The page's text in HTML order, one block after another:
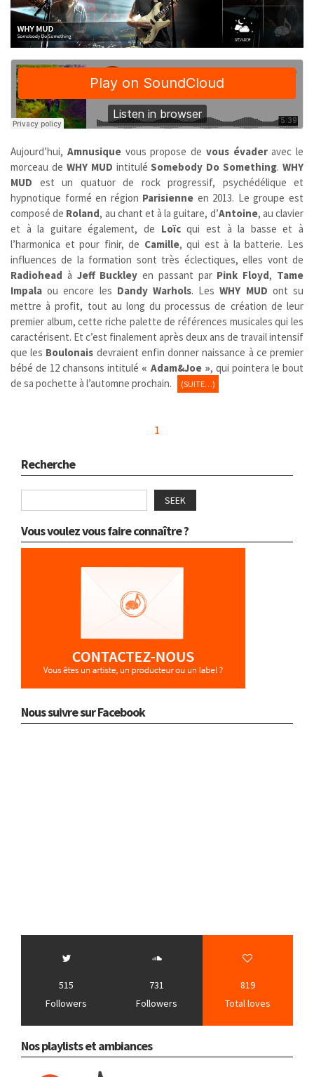
Aujourd’hui, Amnusiquevous propose de vous évaderavec le
morceau de WHY MUD intituléSomebody Do Something. WHY
MUD est un quatuor de rock progressif, psychédélique et
hypnotique formé en région Parisienne en 2013. Le groupe est
composé de Roland, au chant et à la guitare, d’Antoine, au clavier
et à la guitare également, de Loïcqui est à la basse et à
l’harmonica et pour finir, de Camille, qui est à la batterie. Les
influences de la formation sont très éclectiques, elles vont de
Radiohead à Jeff Buckley en passant par Pink Floyd, Tame
Impala ou encore les Dandy Warhols. LesWHY MUD ont su
mettre à profit, tout au long du processus de création de leur
premier album, cette riche palette de références musicales qui les
caractérisent. Et c’est finalement après deux ans de travail intensif
que les Boulonais devraient enfin donner naissance à ce premier
bébé de 12 chansons intitulé « Adam&Joe », qui pointera le bout
de sa pochette à l’automne prochain.
(SUITE…)
1
Recherche
SEEK
Vous voulez vous faire connaître ?
Nous suivre sur Facebook
515
Followers
731
Followers
819
Total loves
Nos playlists et ambiances